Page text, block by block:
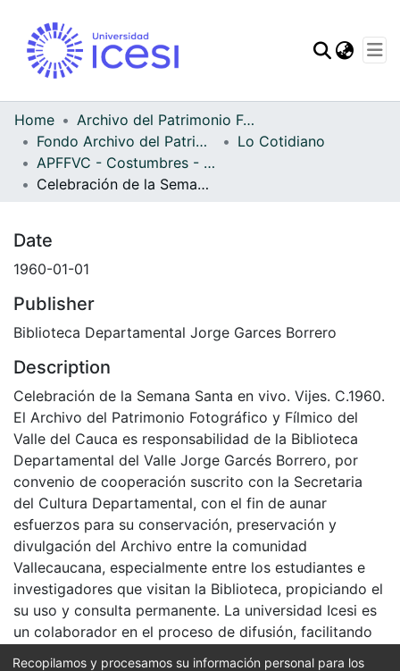
Statistics
Home
Archivo del Patrimonio Fotográfico y Fílmico del Valle del Cauca
Fondo Archivo del Patrimonio Fotográfico y Fílmico del Valle del Cauca
Lo Cotidiano
APFFVC - Costumbres - Patrimonial
Celebración de la Semana Santa en vivo
Date
1960-01-01
Publisher
Biblioteca Departamental Jorge Garces Borrero
Description
Celebración de la Semana Santa en vivo. Vijes. C.1960.
El Archivo del Patrimonio Fotográfico y Fílmico del
Valle del Cauca es responsabilidad de la Biblioteca
Departamental del Valle Jorge Garcés Borrero, por
convenio de cooperación suscrito con la Secretaria
del Cultura Departamental, con el fin de aunar
esfuerzos para su conservación, preservación y
divulgación del Archivo entre la comunidad
Vallecaucana, especialmente entre los estudiantes e
investigadores que visitan la Biblioteca, propiciando el
su uso y consulta permanente. La universidad Icesi es
un colaborador en el proceso de difusión, facilitando
Recopilamos y procesamos su información personal para los